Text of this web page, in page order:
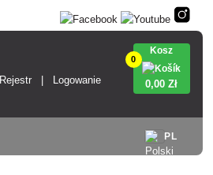
Rejestr Logowanie
0
Kosz
0,00 Zł
PL